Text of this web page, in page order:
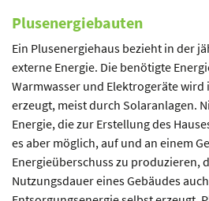
Plusenergiebauten
Ein Plusenergiehaus bezieht in der
externe Energie. Die benötigte
Warmwasser und Elektrogeräte wird
erzeugt, meist durch Solaranlagen.
Energie, die zur Erstellung des
es aber möglich, auf und an einem
Energieüberschuss zu produzieren,
Nutzungsdauer eines Gebäudes